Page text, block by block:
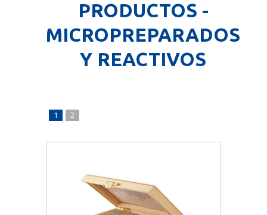
PRODUCTOS -
MICROPREPARADOS
Y REACTIVOS
1 2